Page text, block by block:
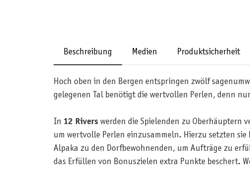
Beschreibung Medien Produktsicherheit
Hoch oben in den Bergen entspringen zwölf
gelegenen Tal benötigt die wertvollen Perlen, denn
In 12 Riverswerden die Spielenden zu Oberhäuptern
um wertvolle Perlen einzusammeln. Hierzu setzten
Alpaka zu den Dorfbewohnenden, um Aufträge zu
das Erfüllen von Bonuszielen extra Punkte beschert.